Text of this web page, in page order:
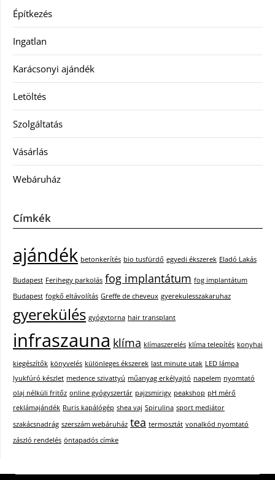
Építkezés
Ingatlan
Karácsonyi ajándék
Letöltés
Szolgáltatás
Vásárlás
Webáruház
Címkék
ajándék betonkerítés bio tusfürdő egyedi ékszerek Eladó Lakás
Budapest Ferihegy parkolás fog implantátum fog implantátum
Budapest fogkő eltávolítás Greffe de cheveux gyerekulesszakaruhaz
gyerekülés gyógytorna hair transplant
infraszauna klíma klímaszerelés klíma telepítés konyhai
kiegészítők könyvelés különleges ékszerek last minute utak LED lámpa
lyukfúró készlet medence szivattyú műanyag erkélyajtó napelem nyomtató
olaj nélküli fritőz online gyógyszertár pajzsmirigy peakshop pH mérő
reklámajándék Ruris kapálógép shea vaj Spirulina sport mediátor
szakácsnadrág szerszám webáruház tea termosztát vonalkód nyomtató
zászló rendelés öntapadós címke